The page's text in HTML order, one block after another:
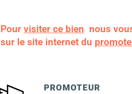
Pour visiter ce bien nous
sur le site internet du
PROMOTEUR